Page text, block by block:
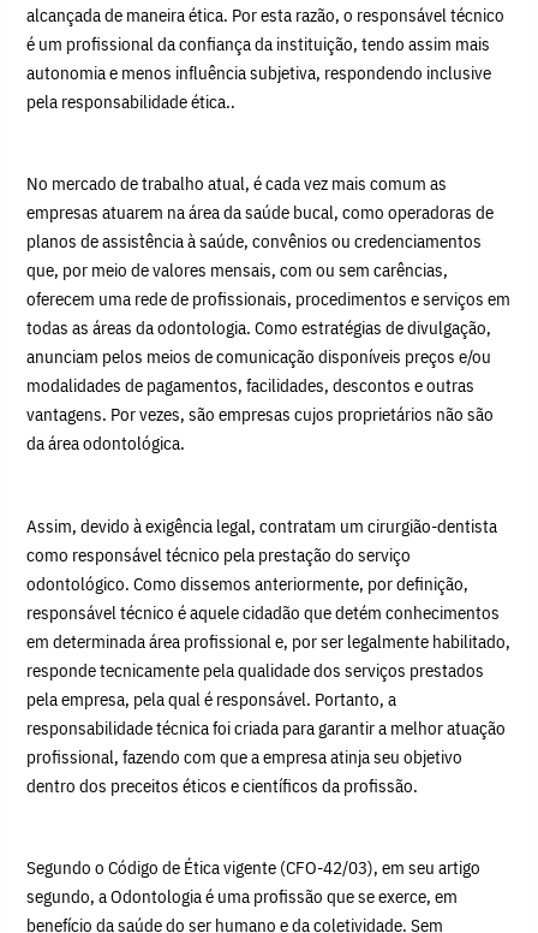
alcançada de maneira ética. Por esta razão, o responsável técnico
é um profissional da confiança da instituição, tendo assim mais
autonomia e menos influência subjetiva, respondendo inclusive
pela responsabilidade ética..
No mercado de trabalho atual, é cada vez mais comum as
empresas atuarem na área da saúde bucal, como operadoras de
planos de assistência à saúde, convênios ou credenciamentos
que, por meio de valores mensais, com ou sem carências,
oferecem uma rede de profissionais, procedimentos e serviços em
todas as áreas da odontologia. Como estratégias de divulgação,
anunciam pelos meios de comunicação disponíveis preços e/ou
modalidades de pagamentos, facilidades, descontos e outras
vantagens. Por vezes, são empresas cujos proprietários não são
da área odontológica.
Assim, devido à exigência legal, contratam um cirurgião-dentista
como responsável técnico pela prestação do serviço
odontológico. Como dissemos anteriormente, por definição,
responsável técnico é aquele cidadão que detém conhecimentos
em determinada área profissional e, por ser legalmente habilitado,
responde tecnicamente pela qualidade dos serviços prestados
pela empresa, pela qual é responsável. Portanto, a
responsabilidade técnica foi criada para garantir a melhor atuação
profissional, fazendo com que a empresa atinja seu objetivo
dentro dos preceitos éticos e científicos da profissão.
Segundo o Código de Ética vigente (CFO-42/03), em seu artigo
segundo, a Odontologia é uma profissão que se exerce, em
benefício da saúde do ser humano e da coletividade. Sem